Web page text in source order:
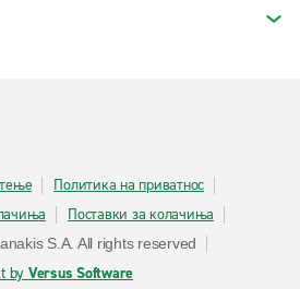
Политика на приватнос
Поставки за колачиња
S.A. All rights reserved
by Versus Software